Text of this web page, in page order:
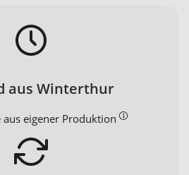
aus Winterthur
eigener Produktion